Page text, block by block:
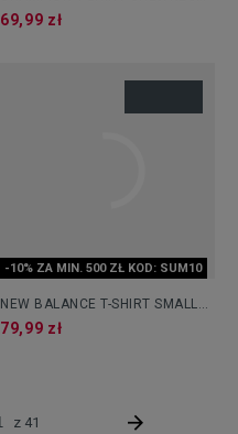
TEE
69,99 zł
-10% ZA MIN. 500 ZŁ KOD: SUM10
NEW BALANCE T-SHIRT SMALL
LOGO
79,99 zł
z 41